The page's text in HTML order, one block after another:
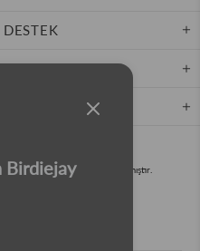
Fidélité ™ tarafından tasarlanmıştır.
Birdiejay